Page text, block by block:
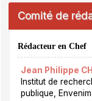
Comité de
Rédacteur en Chef
Jean Philippe
Institut de
publique,